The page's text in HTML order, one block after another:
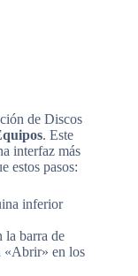
de Discos
. Este
interfaz más
estos pasos:
inferior
la barra de
«Abrir» en los